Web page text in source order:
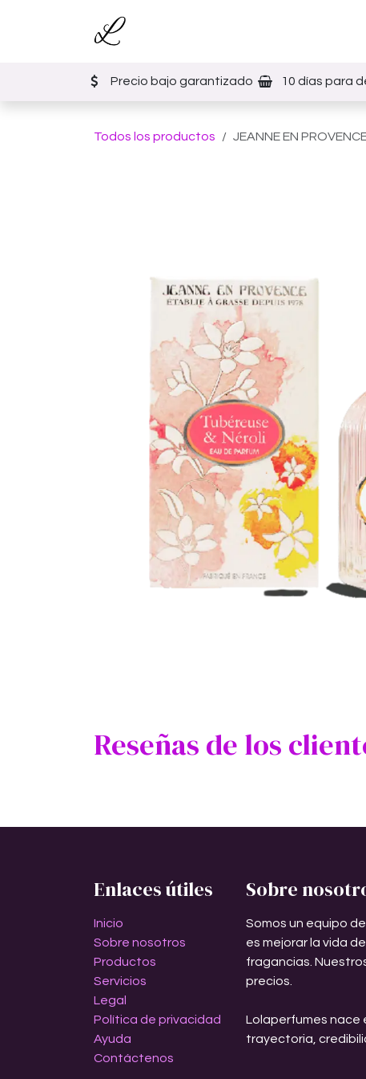
Precio bajo garantizado 10 días para
Todos los productos JEANNE EN
Reseñas de los
Enlaces útiles
Inicio
Sobre nosotros
Productos
Servicios
Legal
Política de privacidad
Ayuda
Contáctenos
Sobre
Somos un equipo
es mejorar la vida
fragancias.
precios.
Lolaperfumes nace
trayectoria,